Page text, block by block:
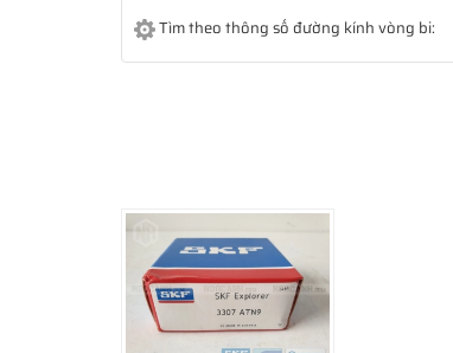
Tìm theo thông số đường kính vòng bi: